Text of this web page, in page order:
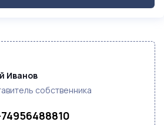
Иванов
собственника